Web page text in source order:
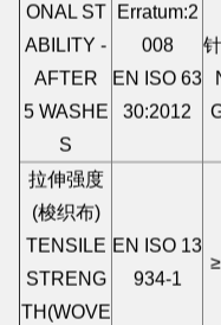
ONAL ST
ABILITY -
AFTER
5 WASHE
S
Erratum:2
008
EN ISO 63
拉伸强度
(梭织布)
TENSILE
STRENG
EN ISO 13